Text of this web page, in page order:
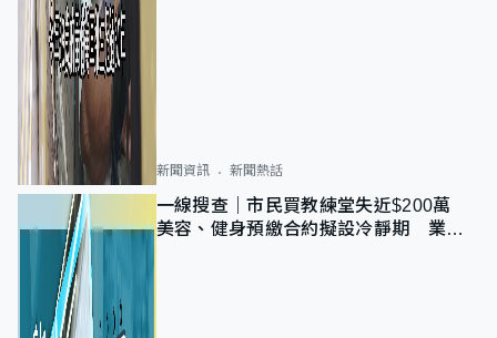
新聞資訊 新聞熱話
一線搜查｜市民買教練堂失近$200萬
美容、健身預繳合約擬設冷靜期 業界